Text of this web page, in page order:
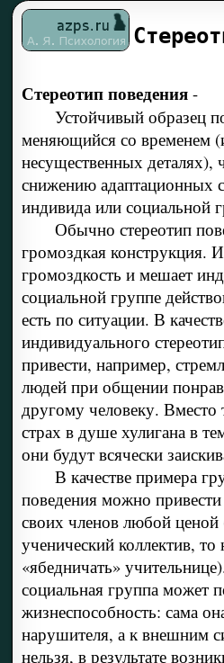
Стереотип поведения-
Устойчивый образец
меняющийся со временем
несущественных деталях),
снижению адаптационных
индивида или социальной
Обычно стереотип
громоздкая конструкция.
громоздкость и мешает
социальной группе
есть по ситуации. В
индивидуального
привести, например,
людей при общении
другому человеку. Вместо
страх в душе хулигана в
они будут всячески
В качестве примера
поведения можно
своих членов любой ценой
ученический коллектив, то
«ябедничать»
социальная группа может
жизнеспособность: сама
нарушителя, а к внешним
нельзя, в результате